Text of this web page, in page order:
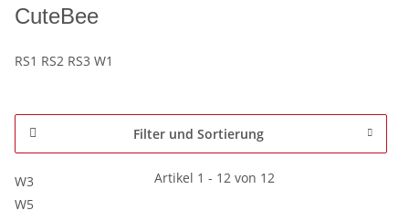
CuteBee
RS1 RS2 RS3 W1
Filter und Sortierung
W3
Artikel 1 - 12 von 12
W5